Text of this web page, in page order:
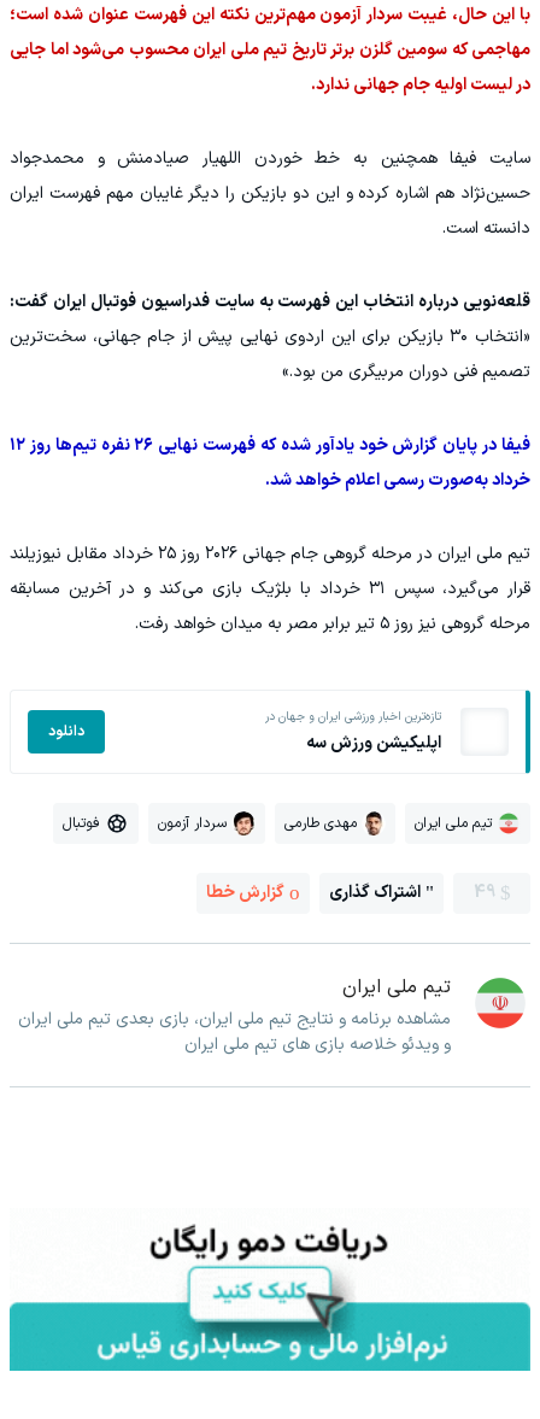
با این حال، غیبت سردار آزمون مهم‌ترین نکته این فهرست عنوان شده است؛
مهاجمی که سومین گلزن برتر تاریخ تیم ملی ایران محسوب می‌شود اما جایی
در لیست اولیه جام جهانی ندارد.
سایت فیفا همچنین به خط خوردن اللهیار صیادمنش و محمدجواد
حسین‌نژاد هم اشاره کرده و این دو بازیکن را دیگر غایبان مهم فهرست ایران
دانسته است.
قلعه‌نویی درباره انتخاب این فهرست به سایت فدراسیون فوتبال ایران گفت:
«انتخاب ۳۰ بازیکن برای این اردوی نهایی پیش از جام جهانی، سخت‌ترین
تصمیم فنی دوران مربیگری من بود.»
فیفا در پایان گزارش خود یادآور شده که فهرست نهایی ۲۶ نفره تیم‌ها روز ۱۲
خرداد به‌صورت رسمی اعلام خواهد شد.
تیم ملی ایران در مرحله گروهی جام جهانی ۲۰۲۶ روز ۲۵ خرداد مقابل نیوزیلند
قرار می‌گیرد، سپس ۳۱ خرداد با بلژیک بازی می‌کند و در آخرین مسابقه
مرحله گروهی نیز روز ۵ تیر برابر مصر به میدان خواهد رفت.
تازه‌ترین اخبار ورزشی ایران و جهان در
اپلیکیشن ورزش سه دانلود
تیم ملی ایران مهدی طارمی سردار آزمون فوتبال
49 اشتراک گذاری گزارش خطا
تیم ملی ایران
مشاهده برنامه و نتایج تیم ملی ایران، بازی بعدی تیم ملی ایران
و ویدئو خلاصه بازی های تیم ملی ایران